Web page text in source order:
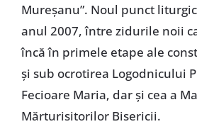
Mureșanu”. Noul punct
anul 2007, între zidurile noii
încă în primele etape ale
și sub ocrotirea Logodnicului
Fecioare Maria, dar și cea a
Mărturisitorilor Bisericii.